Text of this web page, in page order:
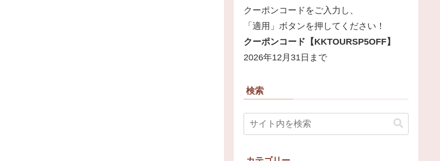
クーポンコードをご入力し、
「適用」ボタンを押してください！
クーポンコード【KKTOURSP5OFF】
2026年12月31日まで
検索